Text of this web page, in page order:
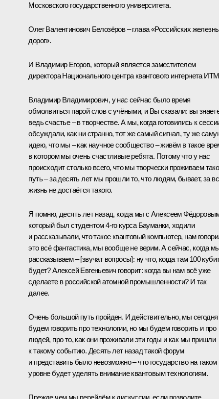
Московского государственного университета.
Олег Валентинович Белозёров – глава «Российских
дорог».
И Владимир Егоров, который является заместителем
директора Национального центра квантового интернета
Владимир Владимирович, у нас сейчас было время
обмолвиться парой слов с учёными, и Вы сказали: вы
ведь счастье – в творчестве. А мы, когда готовились к
обсуждали, как ни странно, тот же самый сигнал, ту же
идею, что мы – как научное сообщество – живём в такое
в котором мы очень счастливые ребята. Потому что у нас
происходит столько всего, что мы творчески проживаем
путь – за десять лет мы прошли то, что людям, бывает, за
жизнь не достаётся такого.
Я помню, десять лет назад, когда мы с Алексеем
который был студентом 4-го курса Бауманки, ходили
и рассказывали, что такое квантовый компьютер, нам
это всё фантастика, мы вообще не верим. А сейчас, когда
рассказываем – [звучат вопросы]: ну что, когда там 100
будет? Алексей Евгеньевич говорит: когда вы нам всё уже
сделаете в российской атомной промышленности? И так
далее.
Очень большой путь пройден. И действительно, мы сегодня
будем говорить про технологии, но мы будем говорить и про
людей, про то, как они проживали эти годы и как мы пришли
к такому событию. Десять лет назад такой форум
и представить было невозможно – что государство на таком
уровне будет уделять внимание квантовым технологиям.
Прежде чем мы перейдём к дискуссии, если позволите,